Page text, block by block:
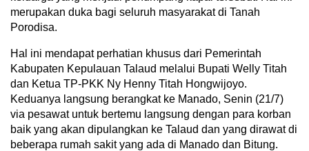
merupakan duka bagi seluruh masyarakat di Tanah
Porodisa.
Hal ini mendapat perhatian khusus dari Pemerintah
Kabupaten Kepulauan Talaud melalui Bupati Welly Titah
dan Ketua TP-PKK Ny Henny Titah Hongwijoyo.
Keduanya langsung berangkat ke Manado, Senin (21/7)
via pesawat untuk bertemu langsung dengan para korban
baik yang akan dipulangkan ke Talaud dan yang dirawat di
beberapa rumah sakit yang ada di Manado dan Bitung.